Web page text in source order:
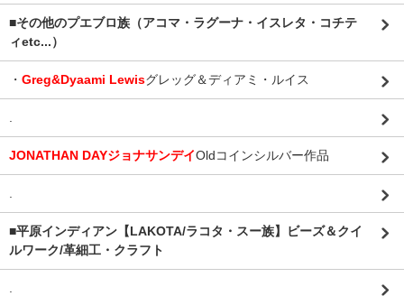
■その他のプエブロ族（アコマ・ラグーナ・イスレタ・コチテ
ィetc...）
・ Greg&Dyaami Lewisグレッグ＆ディアミ・ルイス
.
JONATHAN DAYジョナサンデイOldコインシルバー作品
.
■平原インディアン【LAKOTA/ラコタ・スー族】ビーズ＆クイ
ルワーク/革細工・クラフト
.